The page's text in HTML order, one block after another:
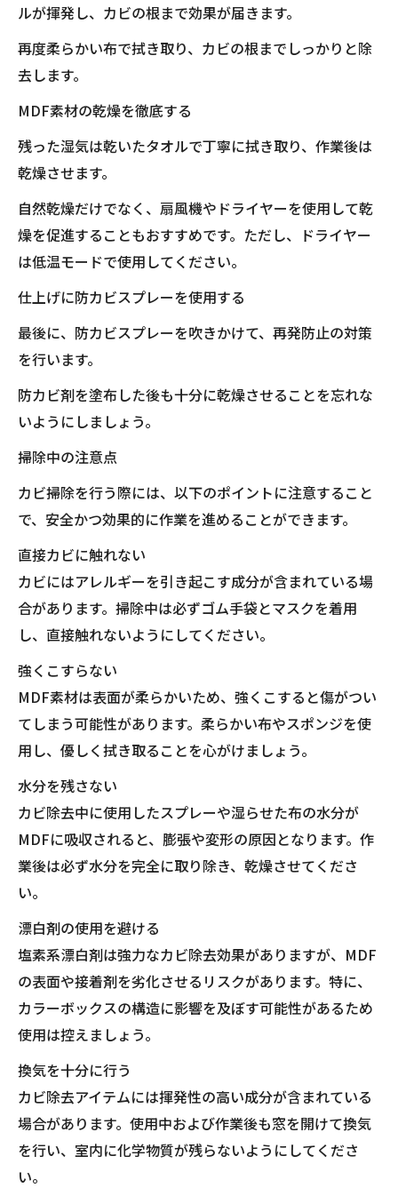
ルが揮発し、カビの根まで効果が届きます。
再度柔らかい布で拭き取り、カビの根までしっかりと除
去します。
MDF素材の乾燥を徹底する
残った湿気は乾いたタオルで丁寧に拭き取り、作業後は
乾燥させます。
自然乾燥だけでなく、扇風機やドライヤーを使用して乾
燥を促進することもおすすめです。ただし、ドライヤー
は低温モードで使用してください。
仕上げに防カビスプレーを使用する
最後に、防カビスプレーを吹きかけて、再発防止の対策
を行います。
防カビ剤を塗布した後も十分に乾燥させることを忘れな
いようにしましょう。
掃除中の注意点
カビ掃除を行う際には、以下のポイントに注意すること
で、安全かつ効果的に作業を進めることができます。
直接カビに触れない
カビにはアレルギーを引き起こす成分が含まれている場
合があります。掃除中は必ずゴム手袋とマスクを着用
し、直接触れないようにしてください。
強くこすらない
MDF素材は表面が柔らかいため、強くこすると傷がつい
てしまう可能性があります。柔らかい布やスポンジを使
用し、優しく拭き取ることを心がけましょう。
水分を残さない
カビ除去中に使用したスプレーや湿らせた布の水分が
MDFに吸収されると、膨張や変形の原因となります。作
業後は必ず水分を完全に取り除き、乾燥させてくださ
い。
漂白剤の使用を避ける
塩素系漂白剤は強力なカビ除去効果がありますが、MDF
の表面や接着剤を劣化させるリスクがあります。特に、
カラーボックスの構造に影響を及ぼす可能性があるため
使用は控えましょう。
換気を十分に行う
カビ除去アイテムには揮発性の高い成分が含まれている
場合があります。使用中および作業後も窓を開けて換気
を行い、室内に化学物質が残らないようにしてくださ
い。